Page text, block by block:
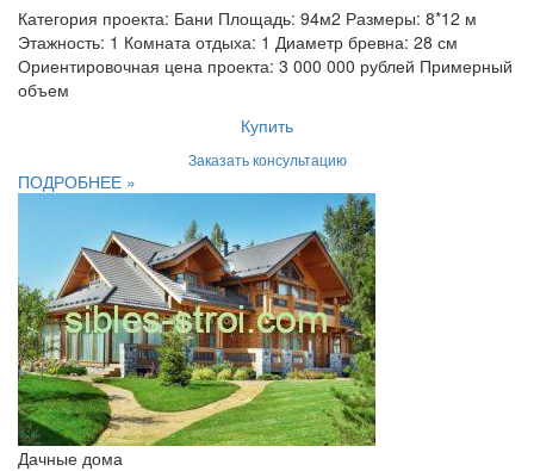
Категория проекта: Бани Площадь: 94м2 Размеры: 8*12 м
Этажность: 1 Комната отдыха: 1 Диаметр бревна: 28 см
Ориентировочная цена проекта: 3 000 000 рублей Примерный
объем
Купить
Заказать консультацию
ПОДРОБНЕЕ »
Дачные дома